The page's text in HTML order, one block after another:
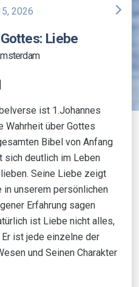
2026 arrow_forward_ios
Liebe
ist 1.Johannes
Wahrheit über Gottes
Bibel von Anfang
sich deutlich im Leben
Seine Liebe zeigt
unserem persönlichen
Erfahrung sagen
ist Liebe nicht alles,
ist jede einzelne der
und Seinen Charakter